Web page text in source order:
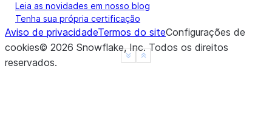
Show less
See more
Leia as novidades em nosso blog
Tenha sua própria certificação
Aviso de privacidadeTermos do siteConfigurações de
cookies© 2026 Snowflake, Inc. Todos os direitos
reservados.